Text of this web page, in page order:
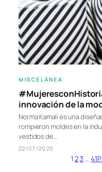
MISCELÁNEA
innovación de la
Norma Kamali es una
rompieron moldes en la
vestidos de…
22/07/2025
1 23 … 41